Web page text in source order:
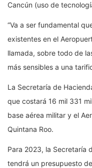
Cancún (uso de
“Va a ser fundamental
existentes en el
llamada, sobre todo de
más sensibles a una
La Secretaría de
que costará 16 mil 331
base aérea militar y el
Quintana Roo.
Para 2023, la Secretaría
tendrá un presupuesto